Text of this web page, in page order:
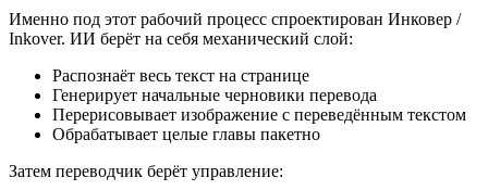
Именно под этот рабочий процесс спроектирован Инковер /
Inkover. ИИ берёт на себя механический слой:
Распознаёт весь текст на странице
Генерирует начальные черновики перевода
Перерисовывает изображение с переведённым текстом
Обрабатывает целые главы пакетно
Затем переводчик берёт управление: